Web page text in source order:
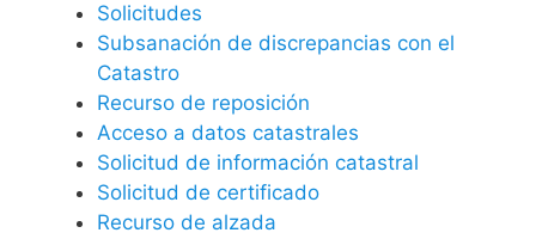
Solicitudes
Subsanación de discrepancias con el
Catastro
Recurso de reposición
Acceso a datos catastrales
Solicitud de información catastral
Solicitud de certificado
Recurso de alzada